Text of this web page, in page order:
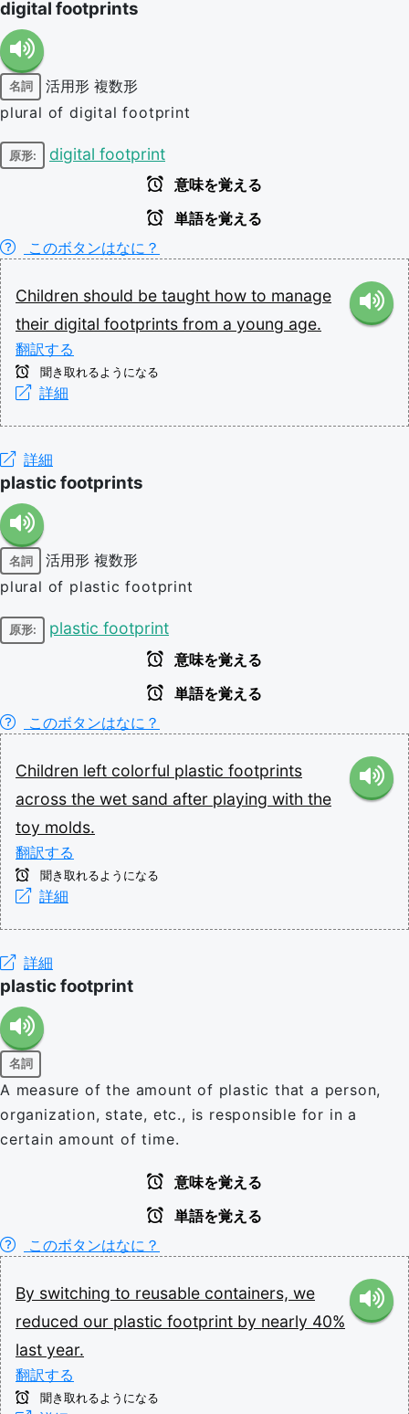
digital footprints
名詞 活用形 複数形
plural of digital footprint
原形: digital footprint
意味を覚える
単語を覚える
このボタンはなに？
Children should be taught how to manage
their digital footprints from a young age.
翻訳する
聞き取れるようになる
詳細
詳細
plastic footprints
名詞 活用形 複数形
plural of plastic footprint
原形: plastic footprint
意味を覚える
単語を覚える
このボタンはなに？
Children left colorful plastic footprints
across the wet sand after playing with the
toy molds.
翻訳する
聞き取れるようになる
詳細
詳細
plastic footprint
名詞
A measure of the amount of plastic that a person,
organization, state, etc., is responsible for in a
certain amount of time.
意味を覚える
単語を覚える
このボタンはなに？
By switching to reusable containers, we
reduced our plastic footprint by nearly 40%
last year.
翻訳する
聞き取れるようになる